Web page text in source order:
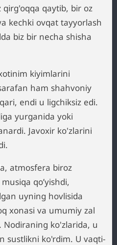
qirg'oqqa qaytib, bir oz
kechki ovqat tayyorlash
biz bir necha shisha
kiyimlarini
ham shahvoniy
endi u ligchiksiz edi.
yurganida yoki
Javoxir ko'zlarini
atmosfera biroz
qo’yishdi,
uyning hovlisida
xonasi va umumiy zal
ko'zlarida, u
sustlikni ko'rdim. U vaqti-